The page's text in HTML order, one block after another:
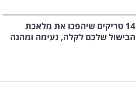
14 טריקים שיהפכו את מלאכת
הבישול שלכם לקלה, נעימה ומהנה